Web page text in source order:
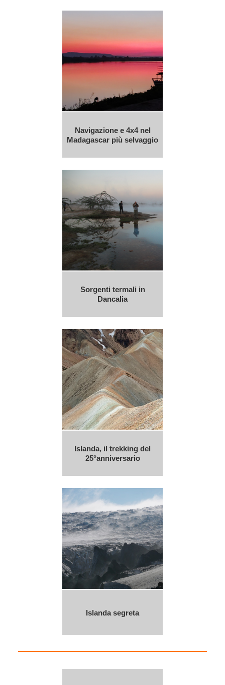
Navigazione e 4x4 nel
Madagascar più selvaggio
Sorgenti termali in
Dancalia
Islanda, il trekking del
25°anniversario
Islanda segreta